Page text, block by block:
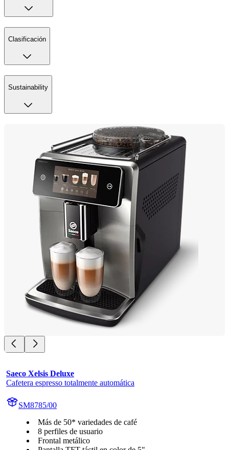
Clasificación
Sustainability
Saeco Xelsis Deluxe
Cafetera espresso totalmente automática
SM8785/00
Más de 50* variedades de café
8 perfiles de usuario
Frontal metálico